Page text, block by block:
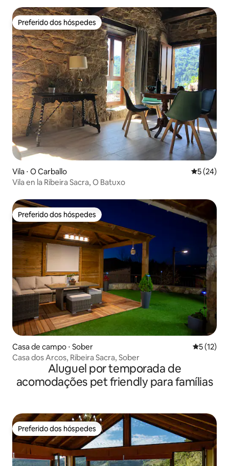
Preferido dos hóspedes
Preferido dos hóspedes
Vila ⋅ O Carballo 5 de uma
5 (24)
Vila en la Ribeira Sacra, O Batuxo
Preferido dos hóspedes
Preferido dos hóspedes
Casa de campo ⋅ Sober 5 de uma
5 (12)
Casa dos Arcos, Ribeira Sacra, Sober
Aluguel por temporada de
acomodações pet friendly para famílias
Preferido dos hóspedes
Preferido dos hóspedes